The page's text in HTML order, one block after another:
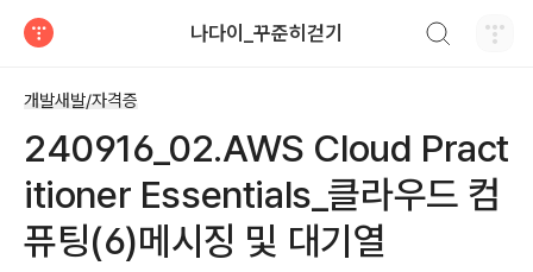
나다이_꾸준히걷기
개발새발/자격증
240916_02.AWS Cloud Pract
itioner Essentials_클라우드 컴
퓨팅(6)메시징 및 대기열